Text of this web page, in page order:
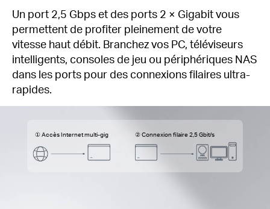
Un port 2,5 Gbps et des ports 2 × Gigabit vous
permettent de profiter pleinement de votre
vitesse haut débit. Branchez vos PC, téléviseurs
intelligents, consoles de jeu ou périphériques NAS
dans les ports pour des connexions filaires ultra-
rapides.
① Accès Internet multi-gig ② Connexion filaire 2,5 Gbit/s